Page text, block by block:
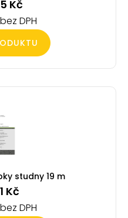
Kč
studny 19 m
Kč